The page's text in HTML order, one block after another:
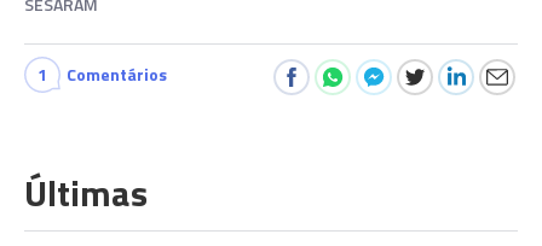
1 Comentários
Últimas